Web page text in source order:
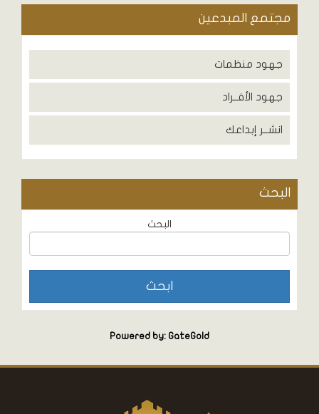
مجتمع المبدعين
جهود منظمات
جهود الأفــراد
انشــر إبداعك
البحث
البحث
Powered by: GateGold